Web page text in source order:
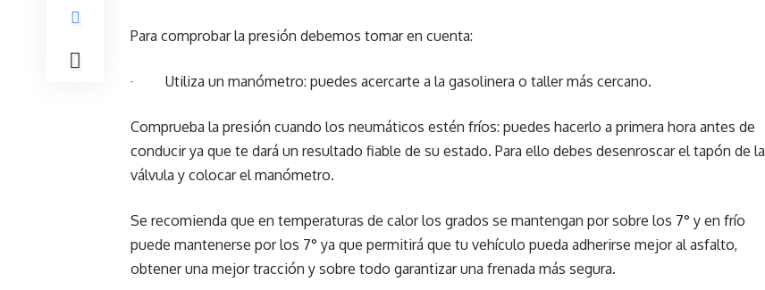
Para comprobar la presión debemos tomar en cuenta:
· Utiliza un manómetro: puedes acercarte a la gasolinera o taller más cercano.
Comprueba la presión cuando los neumáticos estén fríos: puedes hacerlo a primera hora antes de
conducir ya que te dará un resultado fiable de su estado. Para ello debes desenroscar el tapón de la
válvula y colocar el manómetro.
Se recomienda que en temperaturas de calor los grados se mantengan por sobre los 7° y en frío
puede mantenerse por los 7° ya que permitirá que tu vehículo pueda adherirse mejor al asfalto,
obtener una mejor tracción y sobre todo garantizar una frenada más segura.